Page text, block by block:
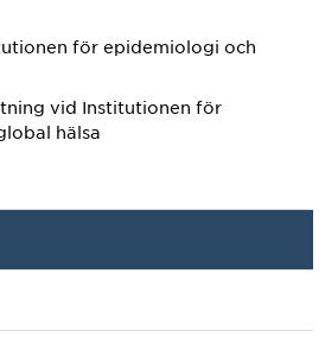
för epidemiologi och
vid Institutionen för
hälsa